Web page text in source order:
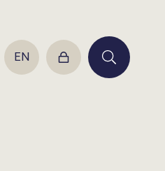
EN
Belépés Keresés